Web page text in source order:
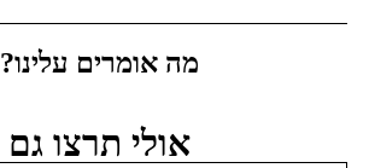
מה אומרים עלינו?
אולי תרצו גם